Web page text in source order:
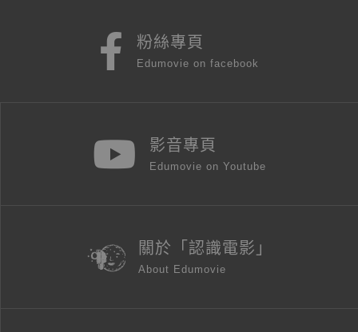
粉絲專頁
Edumovie on facebook
影音專頁
Edumovie on Youtube
關於「認識電影」
About Edumovie